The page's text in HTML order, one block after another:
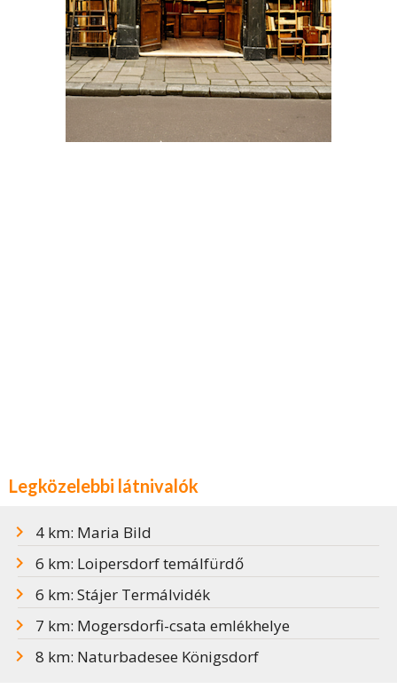
Legközelebbi látnivalók
4 km: Maria Bild
6 km: Loipersdorf temálfürdő
6 km: Stájer Termálvidék
7 km: Mogersdorfi-csata emlékhelye
8 km: Naturbadesee Königsdorf